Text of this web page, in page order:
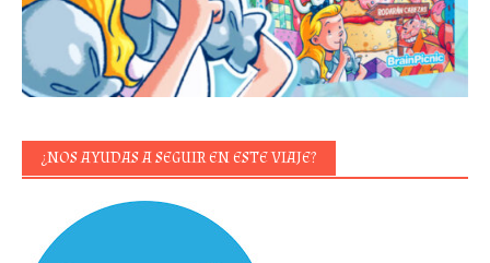
¿NOS AYUDAS A SEGUIR EN ESTE VIAJE?